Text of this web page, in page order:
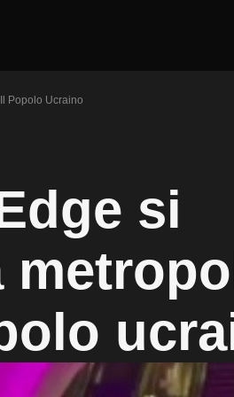
Popolo Ucraino
si